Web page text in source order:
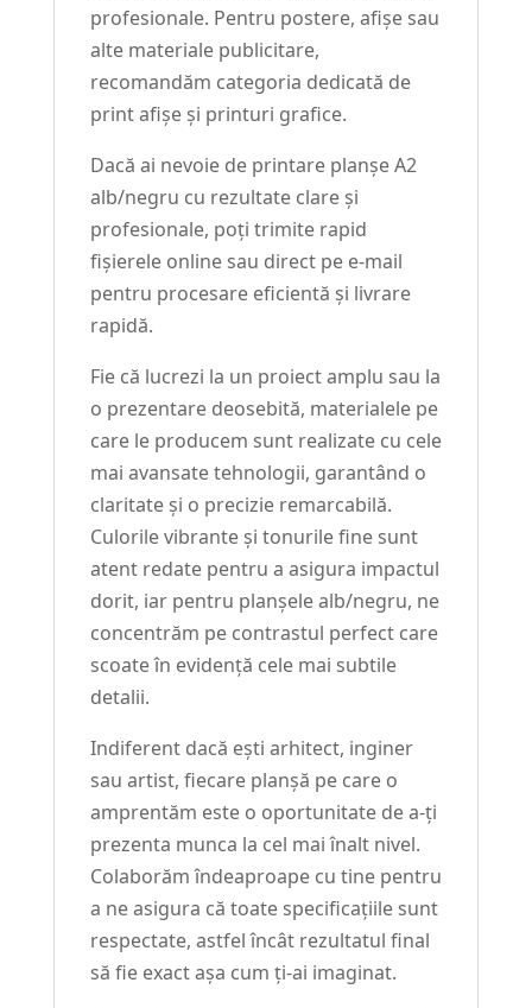
profesionale. Pentru postere, afișe sau
alte materiale publicitare,
recomandăm categoria dedicată de
print afișe și printuri grafice.
Dacă ai nevoie de printare planșe A2
alb/negru cu rezultate clare și
profesionale, poți trimite rapid
fișierele online sau direct pe e-mail
pentru procesare eficientă și livrare
rapidă.
Fie că lucrezi la un proiect amplu sau la
o prezentare deosebită, materialele pe
care le producem sunt realizate cu cele
mai avansate tehnologii, garantând o
claritate și o precizie remarcabilă.
Culorile vibrante și tonurile fine sunt
atent redate pentru a asigura impactul
dorit, iar pentru planșele alb/negru, ne
concentrăm pe contrastul perfect care
scoate în evidență cele mai subtile
detalii.
Indiferent dacă ești arhitect, inginer
sau artist, fiecare planșă pe care o
amprentăm este o oportunitate de a-ți
prezenta munca la cel mai înalt nivel.
Colaborăm îndeaproape cu tine pentru
a ne asigura că toate specificațiile sunt
respectate, astfel încât rezultatul final
să fie exact așa cum ți-ai imaginat.